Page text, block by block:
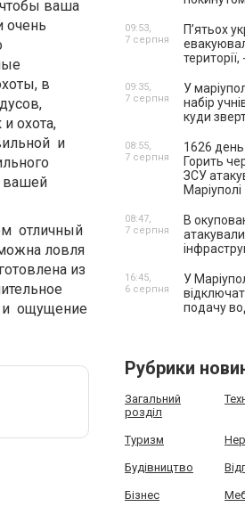
ваша
очень
в
охота,
и
вашей
отличный
ловля
из
и ощущение
П’ятьох
09:53,
7 серпня
У
набір
куди
09:35,
7 серпня
1626 день
Горить
ЗСУ
Маріуполі
08:55,
7 серпня
В
08:47,
7 серпня
У
подачу
16:45,
6 серпня
Рубрики
Загальний
розділ
Туризм
Будівництво
Бізнес